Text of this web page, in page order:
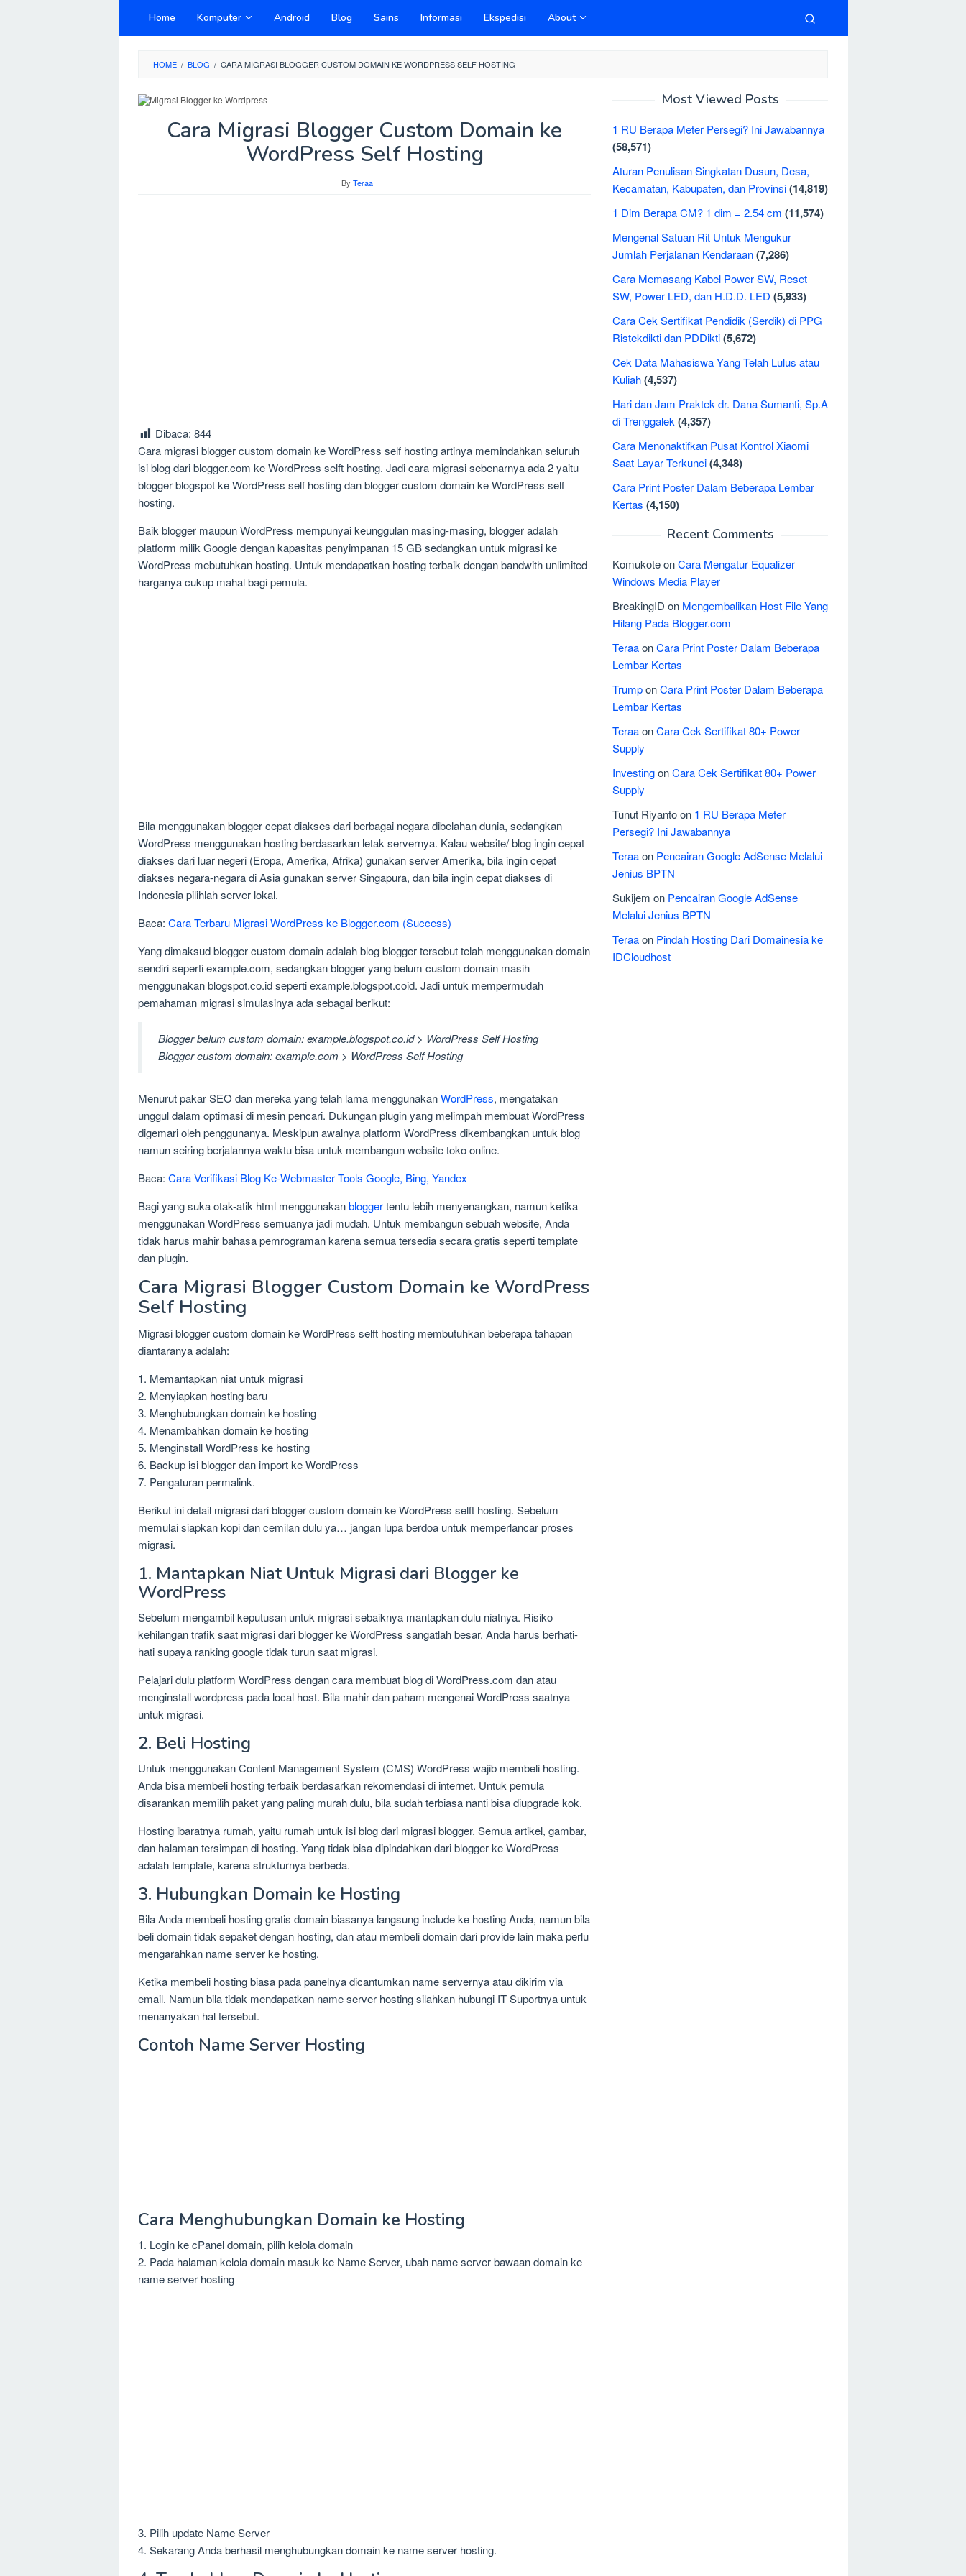
Home Komputer Android Blog Sains Informasi Ekspedisi About
HOME / BLOG / CARA MIGRASI BLOGGER CUSTOM DOMAIN KE WORDPRESS SELF HOSTING
Cara Migrasi Blogger Custom Domain ke
WordPress Self Hosting
By Teraa
Dibaca: 844
Cara migrasi blogger custom domain ke WordPress self hosting artinya memindahkan seluruh
isi blog dari blogger.com ke WordPress selft hosting. Jadi cara migrasi sebenarnya ada 2 yaitu
blogger blogspot ke WordPress self hosting dan blogger custom domain ke WordPress self
hosting.
Baik blogger maupun WordPress mempunyai keunggulan masing-masing, blogger adalah
platform milik Google dengan kapasitas penyimpanan 15 GB sedangkan untuk migrasi ke
WordPress mebutuhkan hosting. Untuk mendapatkan hosting terbaik dengan bandwith unlimited
harganya cukup mahal bagi pemula.
Bila menggunakan blogger cepat diakses dari berbagai negara dibelahan dunia, sedangkan
WordPress menggunakan hosting berdasarkan letak servernya. Kalau website/ blog ingin cepat
diakses dari luar negeri (Eropa, Amerika, Afrika) gunakan server Amerika, bila ingin cepat
diakses negara-negara di Asia gunakan server Singapura, dan bila ingin cepat diakses di
Indonesia pilihlah server lokal.
Baca: Cara Terbaru Migrasi WordPress ke Blogger.com (Success)
Yang dimaksud blogger custom domain adalah blog blogger tersebut telah menggunakan domain
sendiri seperti example.com, sedangkan blogger yang belum custom domain masih
menggunakan blogspot.co.id seperti example.blogspot.coid. Jadi untuk mempermudah
pemahaman migrasi simulasinya ada sebagai berikut:
Blogger belum custom domain: example.blogspot.co.id > WordPress Self Hosting
Blogger custom domain: example.com > WordPress Self Hosting
Menurut pakar SEO dan mereka yang telah lama menggunakanWordPress, mengatakan
unggul dalam optimasi di mesin pencari. Dukungan plugin yang melimpah membuat WordPress
digemari oleh penggunanya. Meskipun awalnya platform WordPress dikembangkan untuk blog
namun seiring berjalannya waktu bisa untuk membangun website toko online.
Baca: Cara Verifikasi Blog Ke-Webmaster Tools Google, Bing, Yandex
Bagi yang suka otak-atik html menggunakanbloggertentu lebih menyenangkan, namun ketika
menggunakan WordPress semuanya jadi mudah. Untuk membangun sebuah website, Anda
tidak harus mahir bahasa pemrograman karena semua tersedia secara gratis seperti template
dan plugin.
Cara Migrasi Blogger Custom Domain ke WordPress
Self Hosting
Migrasi blogger custom domain ke WordPress selft hosting membutuhkan beberapa tahapan
diantaranya adalah:
1. Memantapkan niat untuk migrasi
2. Menyiapkan hosting baru
3. Menghubungkan domain ke hosting
4. Menambahkan domain ke hosting
5. Menginstall WordPress ke hosting
6. Backup isi blogger dan import ke WordPress
7. Pengaturan permalink.
Berikut ini detail migrasi dari blogger custom domain ke WordPress selft hosting. Sebelum
memulai siapkan kopi dan cemilan dulu ya… jangan lupa berdoa untuk memperlancar proses
migrasi.
1. Mantapkan Niat Untuk Migrasi dari Blogger ke
WordPress
Sebelum mengambil keputusan untuk migrasi sebaiknya mantapkan dulu niatnya. Risiko
kehilangan trafik saat migrasi dari blogger ke WordPress sangatlah besar. Anda harus berhati-
hati supaya ranking google tidak turun saat migrasi.
Pelajari dulu platform WordPress dengan cara membuat blog di WordPress.com dan atau
menginstall wordpress pada local host. Bila mahir dan paham mengenai WordPress saatnya
untuk migrasi.
2. Beli Hosting
Untuk menggunakan Content Management System (CMS) WordPress wajib membeli hosting.
Anda bisa membeli hosting terbaik berdasarkan rekomendasi di internet. Untuk pemula
disarankan memilih paket yang paling murah dulu, bila sudah terbiasa nanti bisa diupgrade kok.
Hosting ibaratnya rumah, yaitu rumah untuk isi blog dari migrasi blogger. Semua artikel, gambar,
dan halaman tersimpan di hosting. Yang tidak bisa dipindahkan dari blogger ke WordPress
adalah template, karena strukturnya berbeda.
3. Hubungkan Domain ke Hosting
Bila Anda membeli hosting gratis domain biasanya langsung include ke hosting Anda, namun bila
beli domain tidak sepaket dengan hosting, dan atau membeli domain dari provide lain maka perlu
mengarahkan name server ke hosting.
Ketika membeli hosting biasa pada panelnya dicantumkan name servernya atau dikirim via
email. Namun bila tidak mendapatkan name server hosting silahkan hubungi IT Suportnya untuk
menanyakan hal tersebut.
Contoh Name Server Hosting
Cara Menghubungkan Domain ke Hosting
1. Login ke cPanel domain, pilih kelola domain
2. Pada halaman kelola domain masuk ke Name Server, ubah name server bawaan domain ke
name server hosting
3. Pilih update Name Server
4. Sekarang Anda berhasil menghubungkan domain ke name server hosting.
Most Viewed Posts
1 RU Berapa Meter Persegi? Ini Jawabannya
(58,571)
Aturan Penulisan Singkatan Dusun, Desa,
Kecamatan, Kabupaten, dan Provinsi(14,819)
1 Dim Berapa CM? 1 dim = 2.54 cm (11,574)
Mengenal Satuan Rit Untuk Mengukur
Jumlah Perjalanan Kendaraan(7,286)
Cara Memasang Kabel Power SW, Reset
SW, Power LED, dan H.D.D. LED (5,933)
Cara Cek Sertifikat Pendidik (Serdik) di PPG
Ristekdikti dan PDDikti(5,672)
Cek Data Mahasiswa Yang Telah Lulus atau
Kuliah(4,537)
Hari dan Jam Praktek dr. Dana Sumanti, Sp.A
di Trenggalek (4,357)
Cara Menonaktifkan Pusat Kontrol Xiaomi
Saat Layar Terkunci(4,348)
Cara Print Poster Dalam Beberapa Lembar
Kertas (4,150)
Recent Comments
KomukoteonCara Mengatur Equalizer
Windows Media Player
BreakingID on Mengembalikan Host File Yang
Hilang Pada Blogger.com
TeraaonCara Print Poster Dalam Beberapa
Lembar Kertas
TrumponCara Print Poster Dalam Beberapa
Lembar Kertas
TeraaonCara Cek Sertifikat 80+ Power
Supply
InvestingonCara Cek Sertifikat 80+ Power
Supply
Tunut Riyantoon 1 RU Berapa Meter
Persegi? Ini Jawabannya
Teraaon Pencairan Google AdSense Melalui
Jenius BPTN
Sukijem on Pencairan Google AdSense
Melalui Jenius BPTN
Teraaon Pindah Hosting Dari Domainesia ke
IDCloudhost